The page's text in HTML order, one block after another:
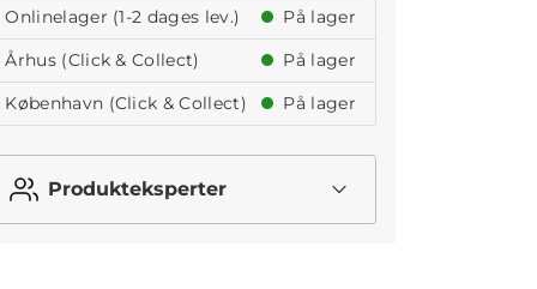
Onlinelager (1-2 dages lev.)
På lager
Århus (Click & Collect)
På lager
København (Click & Collect)
På lager
Produkteksperter